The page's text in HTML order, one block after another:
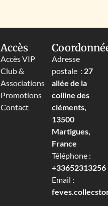
Accès
Accès VIP
Club &
Associations
Promotions
Contact
Adresse
postale : 27
allée de la
colline des
cléments,
13500
Martigues,
France
Téléphone :
+33652313256‬
Email :